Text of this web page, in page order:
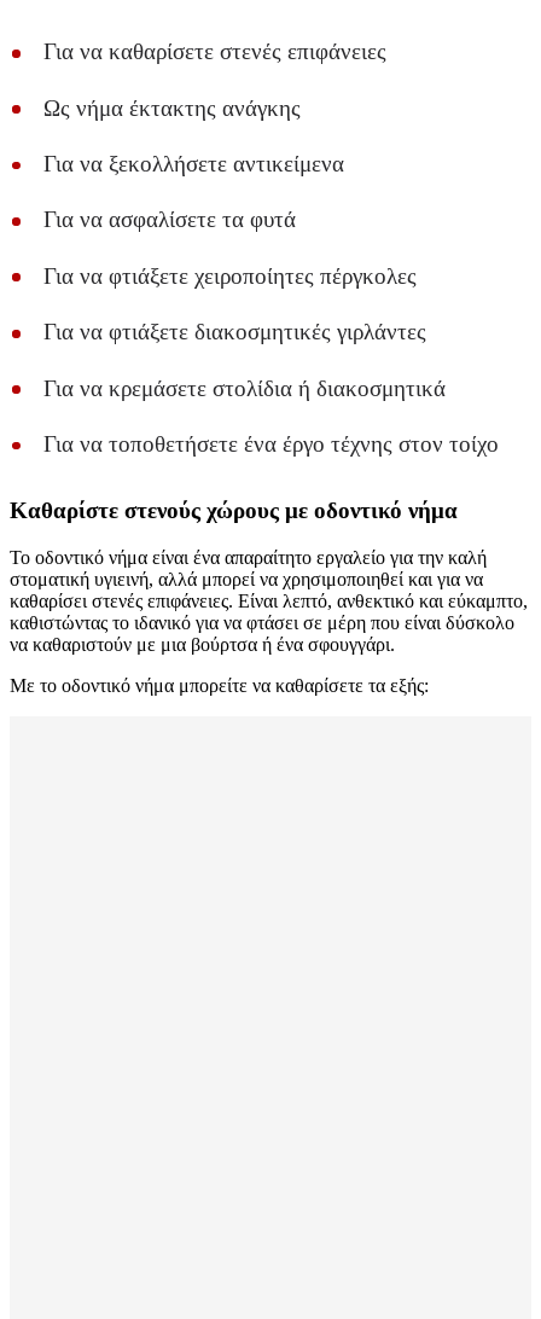
Για να καθαρίσετε στενές επιφάνειες
Ως νήμα έκτακτης ανάγκης
Για να ξεκολλήσετε αντικείμενα
Για να ασφαλίσετε τα φυτά
Για να φτιάξετε χειροποίητες πέργκολες
Για να φτιάξετε διακοσμητικές γιρλάντες
Για να κρεμάσετε στολίδια ή διακοσμητικά
Για να τοποθετήσετε ένα έργο τέχνης στον τοίχο
Καθαρίστε στενούς χώρους με οδοντικό νήμα
Το οδοντικό νήμα είναι ένα απαραίτητο εργαλείο για την καλή
στοματική υγιεινή, αλλά μπορεί να χρησιμοποιηθεί και για να
καθαρίσει στενές επιφάνειες. Είναι λεπτό, ανθεκτικό και εύκαμπτο,
καθιστώντας το ιδανικό για να φτάσει σε μέρη που είναι δύσκολο
να καθαριστούν με μια βούρτσα ή ένα σφουγγάρι.
Με το οδοντικό νήμα μπορείτε να καθαρίσετε τα εξής: